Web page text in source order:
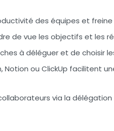
des équipes et freine
de vue les objectifs et les
à déléguer et de choisir
ou ClickUp facilitent
via la